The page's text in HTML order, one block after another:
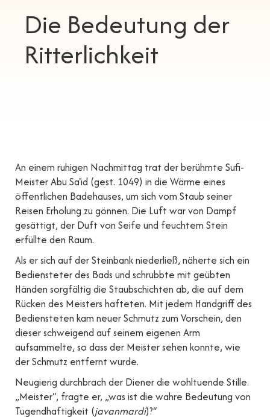
Die Bedeutung der
Ritterlichkeit
An einem ruhigen Nachmittag trat der berühmte Sufi-
Meister Abu Sa'id (gest. 1049) in die Wärme eines
öffentlichen Badehauses, um sich vom Staub seiner
Reisen Erholung zu gönnen. Die Luft war von Dampf
gesättigt, der Duft von Seife und feuchtem Stein
erfüllte den Raum.
Als er sich auf der Steinbank niederließ, näherte sich ein
Bediensteter des Bads und schrubbte mit geübten
Händen sorgfältig die Staubschichten ab, die auf dem
Rücken des Meisters hafteten. Mit jedem Handgriff des
Bediensteten kam neuer Schmutz zum Vorschein, den
dieser schweigend auf seinem eigenen Arm
aufsammelte, so dass der Meister sehen konnte, wie
der Schmutz entfernt wurde.
Neugierig durchbrach der Diener die wohltuende Stille.
„Meister“, fragte er, „was ist die wahre Bedeutung von
Tugendhaftigkeit (javanmardi)?“